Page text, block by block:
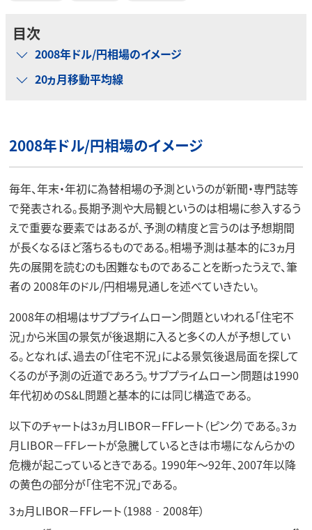
目次
2008年ドル/円相場のイメージ
20ヵ月移動平均線
2008年ドル/円相場のイメージ
毎年、年末・年初に為替相場の予測というのが新聞・専門誌等
で発表される。長期予測や大局観というのは相場に参入するう
えで重要な要素ではあるが、予測の精度と言うのは予想期間
が長くなるほど落ちるものである。相場予測は基本的に3ヵ月
先の展開を読むのも困難なものであることを断ったうえで、筆
者の 2008年のドル/円相場見通しを述べていきたい。
2008年の相場はサブプライムローン問題といわれる「住宅不
況」から米国の景気が後退期に入ると多くの人が予想してい
る。となれば、過去の「住宅不況」による景気後退局面を探して
くるのが予測の近道であろう。サブプライムローン問題は1990
年代初めのS&L問題と基本的には同じ構造である。
以下のチャートは3ヵ月LIBOR－FFレート（ピンク）である。3ヵ
月LIBOR－FFレートが急騰しているときは市場になんらかの
危機が起こっているときである。 1990年～92年、2007年以降
の黄色の部分が「住宅不況」である。
3ヵ月LIBOR－FFレート（1988‐2008年）